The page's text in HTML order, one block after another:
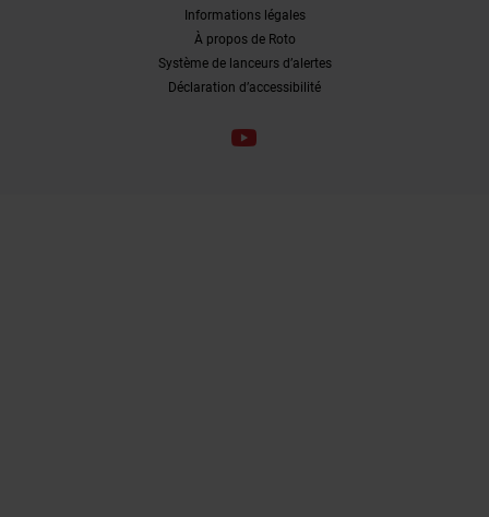
Informations légales
À propos de Roto
Système de lanceurs d’alertes
Déclaration d’accessibilité